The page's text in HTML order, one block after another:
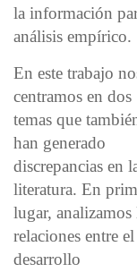
la información
análisis empírico.
En este trabajo
centramos en dos
temas que
han generado
discrepancias en
literatura. En
lugar, analizamos
relaciones entre el
desarrollo